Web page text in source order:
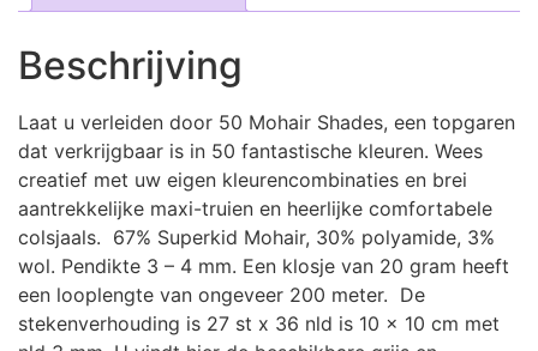
Beschrijving
Laat u verleiden door 50 Mohair Shades, een topgaren
dat verkrijgbaar is in 50 fantastische kleuren. Wees
creatief met uw eigen kleurencombinaties en brei
aantrekkelijke maxi-truien en heerlijke comfortabele
colsjaals. 67% Superkid Mohair, 30% polyamide, 3%
wol. Pendikte 3 – 4 mm. Een klosje van 20 gram heeft
een looplengte van ongeveer 200 meter. De
stekenverhouding is 27 st x 36 nld is 10 x 10 cm met